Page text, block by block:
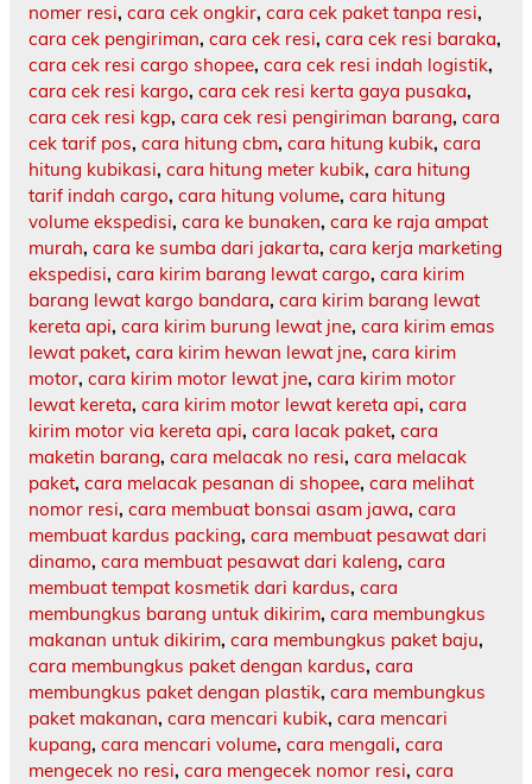
nomer resi, cara cek ongkir, cara cek paket tanpa resi,
cara cek pengiriman, cara cek resi, cara cek resi baraka,
cara cek resi cargo shopee, cara cek resi indah logistik,
cara cek resi kargo, cara cek resi kerta gaya pusaka,
cara cek resi kgp, cara cek resi pengiriman barang, cara
cek tarif pos, cara hitung cbm, cara hitung kubik, cara
hitung kubikasi, cara hitung meter kubik, cara hitung
tarif indah cargo, cara hitung volume, cara hitung
volume ekspedisi, cara ke bunaken, cara ke raja ampat
murah, cara ke sumba dari jakarta, cara kerja marketing
ekspedisi, cara kirim barang lewat cargo, cara kirim
barang lewat kargo bandara, cara kirim barang lewat
kereta api, cara kirim burung lewat jne, cara kirim emas
lewat paket, cara kirim hewan lewat jne, cara kirim
motor, cara kirim motor lewat jne, cara kirim motor
lewat kereta, cara kirim motor lewat kereta api, cara
kirim motor via kereta api, cara lacak paket, cara
maketin barang, cara melacak no resi, cara melacak
paket, cara melacak pesanan di shopee, cara melihat
nomor resi, cara membuat bonsai asam jawa, cara
membuat kardus packing, cara membuat pesawat dari
dinamo, cara membuat pesawat dari kaleng, cara
membuat tempat kosmetik dari kardus, cara
membungkus barang untuk dikirim, cara membungkus
makanan untuk dikirim, cara membungkus paket baju,
cara membungkus paket dengan kardus, cara
membungkus paket dengan plastik, cara membungkus
paket makanan, cara mencari kubik, cara mencari
kupang, cara mencari volume, cara mengali, cara
mengecek no resi, cara mengecek nomor resi, cara